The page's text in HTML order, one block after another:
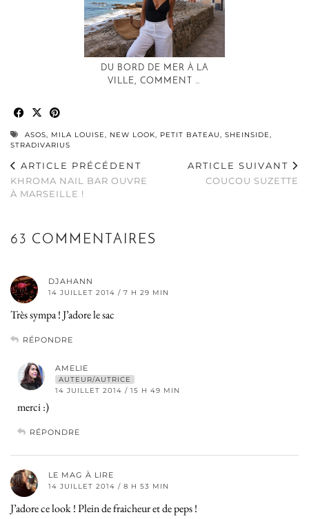
DU BORD DE MER À LA
VILLE, COMMENT …
ASOS MILA LOUISE NEW LOOK PETIT BATEAU SHEINSIDE
STRADIVARIUS
ARTICLE PRÉCÉDENT
KHROMA NAIL BAR OUVRE
À MARSEILLE !
ARTICLE SUIVANT
COUCOU SUZETTE
63 COMMENTAIRES
DJAHANN
14 JUILLET 2014 / 7 H 29 MIN
Très sympa ! J’adore le sac
RÉPONDRE
AMELIE
AUTEUR/AUTRICE
14 JUILLET 2014 / 15 H 49 MIN
merci :)
RÉPONDRE
LE MAG À LIRE
14 JUILLET 2014 / 8 H 53 MIN
J’adore ce look ! Plein de fraicheur et de peps !